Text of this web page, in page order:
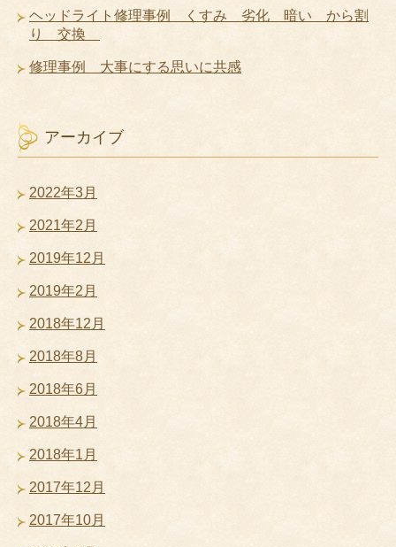
ヘッドライト修理事例 くすみ 劣化 暗い から割
り 交換
修理事例 大事にする思いに共感
アーカイブ
2022年3月
2021年2月
2019年12月
2019年2月
2018年12月
2018年8月
2018年6月
2018年4月
2018年1月
2017年12月
2017年10月